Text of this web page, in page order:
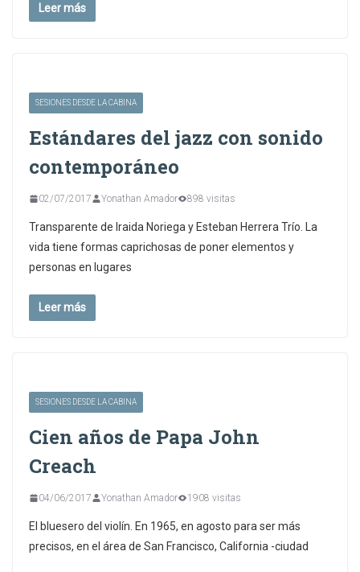
Leer más
SESIONES DESDE LA CABINA
Estándares del jazz con sonido
contemporáneo
02/07/2017 Yonathan Amador 898 visitas
Transparente de Iraida Noriega y Esteban Herrera Trío. La
vida tiene formas caprichosas de poner elementos y
personas en lugares
Leer más
SESIONES DESDE LA CABINA
Cien años de Papa John
Creach
04/06/2017 Yonathan Amador 1908 visitas
El bluesero del violín. En 1965, en agosto para ser más
precisos, en el área de San Francisco, California -ciudad